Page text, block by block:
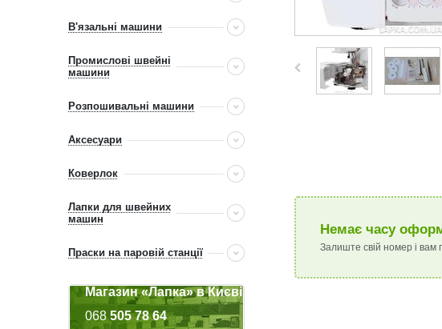
Немає часу
Залиште свій номер і
В'язальні машини
Промислові швейні
машини
Розпошивальні машини
Аксесуари
Коверлок
Лапки для швейних
машин
Праски на паровій станції
Магазин «Лапка» в Києві
068505 78 64